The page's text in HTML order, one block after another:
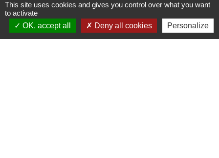
This site uses cookies and gives you control over what you want
to activate
OK, accept all
Deny all cookies Personalize